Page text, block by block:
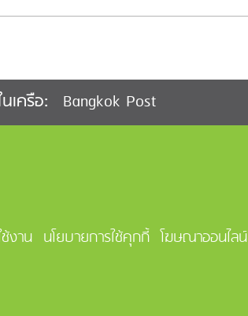
นเครือ: Bangkok Post
งาน นโยบายการใช้คุกกี้ โฆษณาออนไลน์